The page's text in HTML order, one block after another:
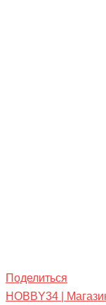
Поделиться
HOBBY34 |